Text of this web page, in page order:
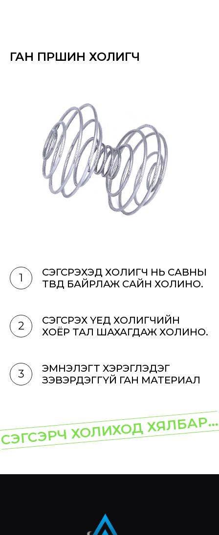
ГАН ПҮРШИН ХОЛИГЧ
1
СЭГСРЭХЭД ХОЛИГЧ НЬ САВНЫ
ТӨВД БАЙРЛАЖ САЙН ХОЛИНО.
2
СЭГСРЭХ ҮЕД ХОЛИГЧИЙН
ХОЁР ТАЛ ШАХАГДАЖ ХОЛИНО.
3
ЭМНЭЛЭГТ ХЭРЭГЛЭДЭГ
ЗЭВЭРДЭГГҮЙ ГАН МАТЕРИАЛ
СЭГСЭРЧ ХОЛИХОД ХЯЛБАР...